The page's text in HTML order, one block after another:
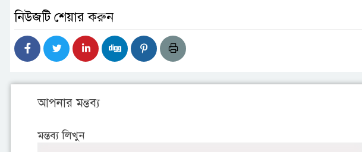
নিউজটি শেয়ার করুন
আপনার মন্তব্য
মন্তব্য লিখুন